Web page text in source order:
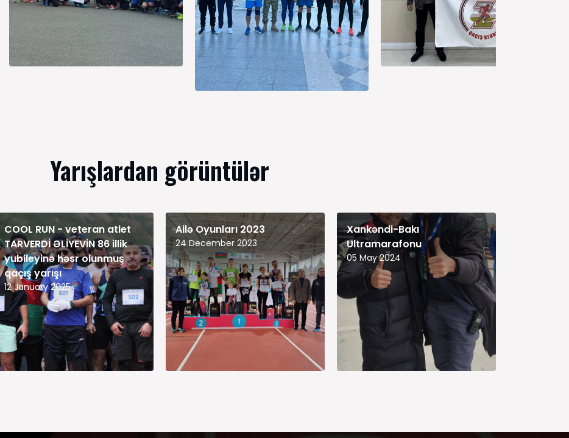
Yarışlardan görüntülər
COOL RUN - veteran atlet
TARVERDİ ƏLİYEVİN 86 illik
yubileyinə həsr olunmuş
qaçış yarışı
12 January 2025
Ailə Oyunları 2023
24 December 2023
Xankəndi-Bakı
Ultramarafonu
05 May 2024